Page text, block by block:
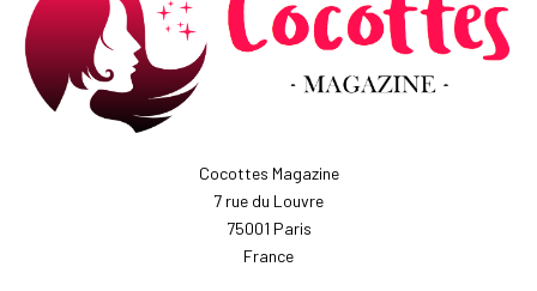
Cocottes Magazine
7 rue du Louvre
75001 Paris
France